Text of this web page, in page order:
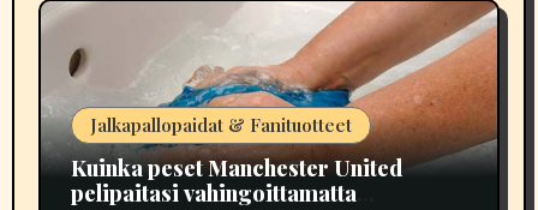
Jalkapallopaidat & Fanituotteet
Kuinka peset Manchester United
pelipaitasi vahingoittamatta